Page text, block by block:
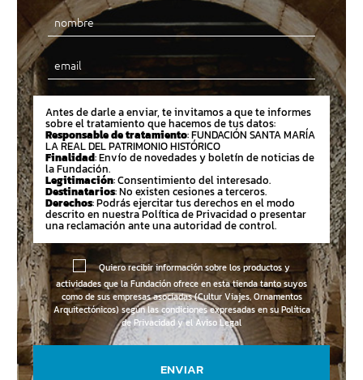
Email
Antes de darle a enviar, te invitamos a que te informes
sobre el tratamiento que hacemos de tus datos:
Responsable de tratamiento: FUNDACIÓN SANTA MARÍA
LA REAL DEL PATRIMONIO HISTÓRICO
Finalidad: Envío de novedades y boletín de noticias de
la Fundación.
Legitimación: Consentimiento del interesado.
Destinatarios: No existen cesiones a terceros.
Derechos: Podrás ejercitar tus derechos en el modo
descrito en nuestra Política de Privacidad o presentar
una reclamación ante una autoridad de control.
Quiero recibir información sobre los productos y
actividades que la Fundación ofrece en esta tienda tanto suyos
como de sus empresas asociadas (Cultur Viajes, Ornamentos
Arquitectónicos) según las condiciones expresadas en suPolítica
de Privacidad y el Aviso Legal
ENVIAR